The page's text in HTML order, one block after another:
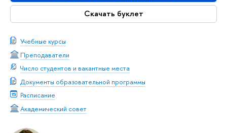
Скачать буклет
Учебные курсы
Преподаватели
Число студентов и вакантные места
Документы образовательной программы
Расписание
Академический совет